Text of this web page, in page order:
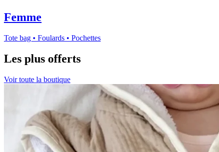
Femme
Tote bag • Foulards • Pochettes
Les plus offerts
Voir toute la boutique